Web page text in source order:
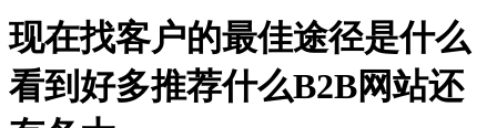
现在找客户的最佳途径是什么
看到好多推荐什么B2B网站还